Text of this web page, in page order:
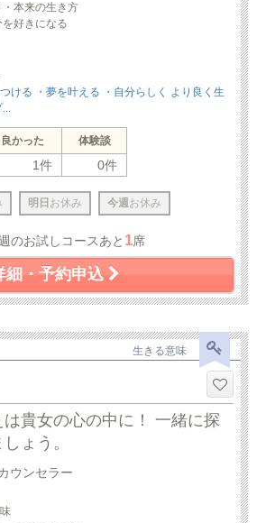
本来の生き方
好きになる
ける ・夢を叶える ・自分らしく より良く生
...
良かった 体験談
1件 0件
明日 お休み 今週 お休み
のお試しコースあと 1席
細・予約申込
生きる意味
は貴女の心の中に！ 一緒に探
しょう。
ウンセラー